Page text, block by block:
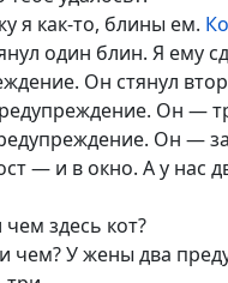
я как-то, блины ем.
один блин. Я ему
Он стянул
Он —
Он —
— и в окно. А у нас
здесь кот?
чем? У жены два